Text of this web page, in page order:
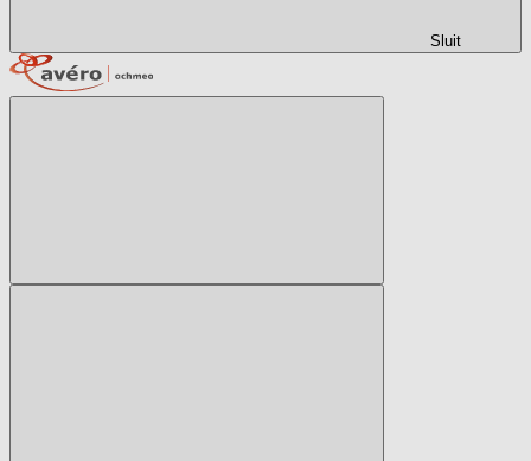
Sluit